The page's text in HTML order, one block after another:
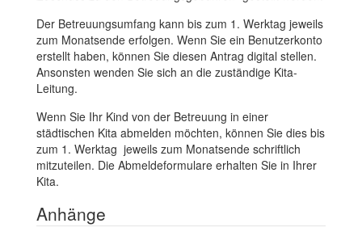
Der Betreuungsumfang kann bis zum 1. Werktag jeweils
zum Monatsende erfolgen. Wenn Sie ein Benutzerkonto
erstellt haben, können Sie diesen Antrag digital stellen.
Ansonsten wenden Sie sich an die zuständige Kita-
Leitung.
Wenn Sie Ihr Kind von der Betreuung in einer
städtischen Kita abmelden möchten, können Sie dies bis
zum 1. Werktag jeweils zum Monatsende schriftlich
mitzuteilen. Die Abmeldeformulare erhalten Sie in Ihrer
Kita.
Anhänge